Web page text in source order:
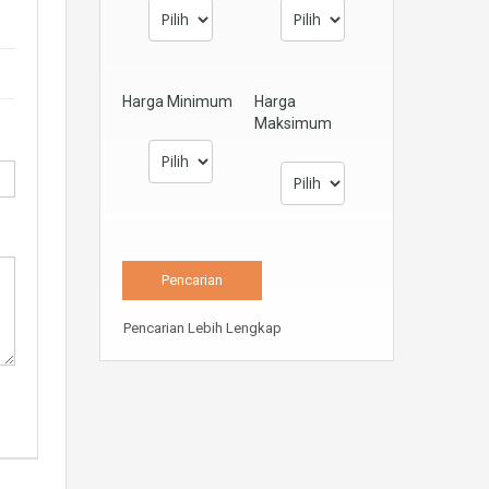
Harga Minimum
Harga
Maksimum
Pencarian Lebih Lengkap